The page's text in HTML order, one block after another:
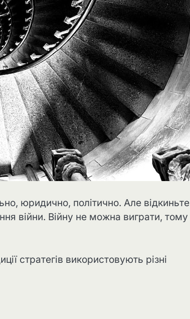
юридично, політично. Але відкиньте
війни. Війну не можна виграти, тому
стратегів використовують різні